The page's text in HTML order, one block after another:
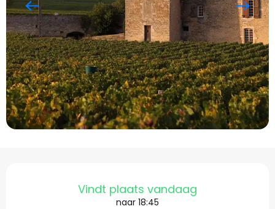
Openingstijden en
Vindt plaats vandaag
naar 18:45